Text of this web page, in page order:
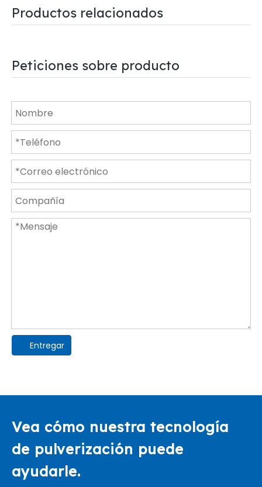
Productos relacionados
Peticiones sobre producto
Entregar
Vea cómo nuestra tecnología
de pulverización puede
ayudarle.